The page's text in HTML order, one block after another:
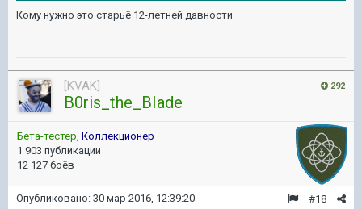
Кому нужно это старьё 12-летней давности
292
[KVAK]
B0ris_the_BIade
Бета-тестер, Коллекционер
1 903 публикации
12 127 боёв
#18
Опубликовано: 30 мар 2016, 12:39:20